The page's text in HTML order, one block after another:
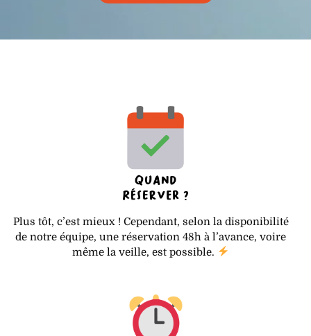
Plus tôt, c’est mieux ! Cependant, selon la disponibilité
de notre équipe, une réservation 48h à l’avance, voire
même la veille, est possible.